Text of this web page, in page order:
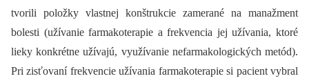
tvorili položky vlastnej konštrukcie zamerané na manažment
bolesti (užívanie farmakoterapie a frekvencia jej užívania, ktoré
lieky konkrétne užívajú, využívanie nefarmakologických metód).
Pri zisťovaní frekvencie užívania farmakoterapie si pacient vybral